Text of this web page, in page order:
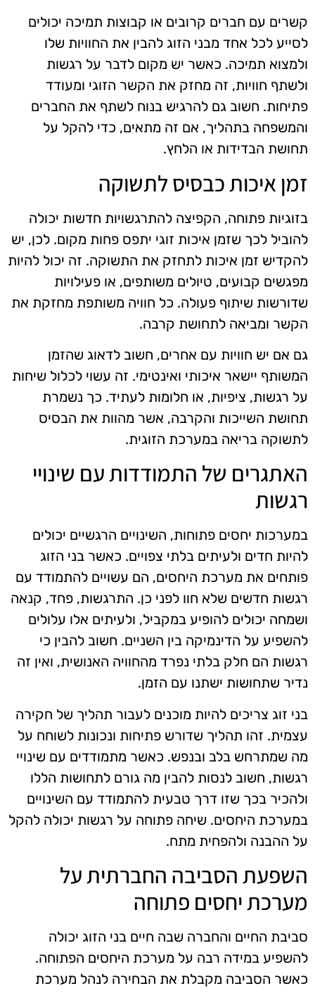
קשרים עם חברים קרובים או קבוצות תמיכה יכולים
לסייע לכל אחד מבני הזוג להבין את החוויות שלו
ולמצוא תמיכה. כאשר יש מקום לדבר על רגשות
ולשתף חוויות, זה מחזק את הקשר הזוגי ומעודד
פתיחות. חשוב גם להרגיש בנוח לשתף את החברים
והמשפחה בתהליך, אם זה מתאים, כדי להקל על
תחושת הבדידות או הלחץ.
זמן איכות כבסיס לתשוקה
בזוגיות פתוחה, הקפיצה להתרגשויות חדשות יכולה
להוביל לכך שזמן איכות זוגי יתפס פחות מקום. לכן, יש
להקדיש זמן איכות לתחזק את התשוקה. זה יכול להיות
מפגשים קבועים, טיולים משותפים, או פעילויות
שדורשות שיתוף פעולה. כל חוויה משותפת מחזקת את
הקשר ומביאה לתחושת קרבה.
גם אם יש חוויות עם אחרים, חשוב לדאוג שהזמן
המשותף יישאר איכותי ואינטימי. זה עשוי לכלול שיחות
על רגשות, ציפיות, או חלומות לעתיד. כך נשמרת
תחושת השייכות והקרבה, אשר מהוות את הבסיס
לתשוקה בריאה במערכת הזוגית.
האתגרים של התמודדות עם שינויי
רגשות
במערכות יחסים פתוחות, השינויים הרגשיים יכולים
להיות חדים ולעיתים בלתי צפויים. כאשר בני הזוג
פותחים את מערכת היחסים, הם עשויים להתמודד עם
רגשות חדשים שלא חוו לפני כן. התרגשות, פחד, קנאה
ושמחה יכולים להופיע במקביל, ולעיתים אלו עלולים
להשפיע על הדינמיקה בין השניים. חשוב להבין כי
רגשות הם חלק בלתי נפרד מהחוויה האנושית, ואין זה
נדיר שתחושות ישתנו עם הזמן.
בני זוג צריכים להיות מוכנים לעבור תהליך של חקירה
עצמית. זהו תהליך שדורש פתיחות ונכונות לשוחח על
מה שמתרחש בלב ובנפש. כאשר מתמודדים עם שינויי
רגשות, חשוב לנסות להבין מה גורם לתחושות הללו
ולהכיר בכך שזו דרך טבעית להתמודד עם השינויים
במערכת היחסים. שיחה פתוחה על רגשות יכולה להקל
על ההבנה ולהפחית מתח.
השפעת הסביבה החברתית על
מערכת יחסים פתוחה
סביבת החיים והחברה שבה חיים בני הזוג יכולה
להשפיע במידה רבה על מערכת היחסים הפתוחה.
כאשר הסביבה מקבלת את הבחירה לנהל מערכת